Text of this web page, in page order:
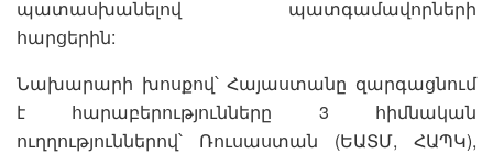
պատասխանելով պատգամավորների
հարցերին:
Նախարարի խոսքով՝ Հայաստանը զարգացնում
է հարաբերությունները 3 հիմնական
ուղղություններով՝ Ռուսաստան (ԵԱՏՄ, ՀԱՊԿ),